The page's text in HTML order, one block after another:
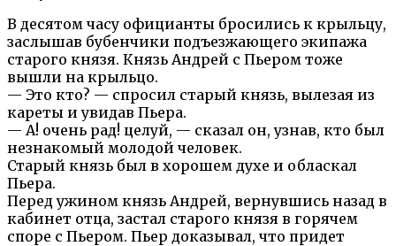
В десятом часу официанты бросились к крыльцу,
заслышав бубенчики подъезжающего экипажа
старого князя. Князь Андрей с Пьером тоже
вышли на крыльцо.
— Это кто? — спросил старый князь, вылезая из
кареты и увидав Пьера.
— А! очень рад! целуй, — сказал он, узнав, кто был
незнакомый молодой человек.
Старый князь был в хорошем духе и обласкал
Пьера.
Перед ужином князь Андрей, вернувшись назад в
кабинет отца, застал старого князя в горячем
споре с Пьером. Пьер доказывал, что придет